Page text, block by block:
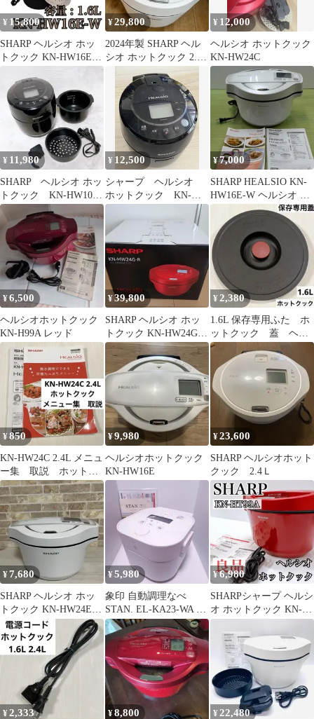
¥ 15,800
SHARP ヘルシオ ホッ
トクック KN-HW16E
2020年製 1.6L
¥29,800
2024年製 SHARP ヘル
シオ ホットクック 2.4L
¥ 12,000
ヘルシオ ホットクック
KN-HW24C
¥ 11,980
SHARP ヘルシオ ホッ
トクック KN-HW10E-
B ブラック 2019年
製
¥ 12,500
シャープ ヘルシオ
ホットクック KN-
HW10G-B
¥7,000
SHARP HEALSIO KN-
HW16E-W ヘルシオ ホ
ットクック
¥6,500
ヘルシオホットクック
KN-H99A レッド
¥39,800
SHARP ヘルシオ ホッ
トクック KN-HW24G-R
新品未使用
¥2,380
1.6L 保存専用ふた ホ
ットクック 蓋 ヘル
シオ
¥850
KN-HW24C 2.4L メニュ
ー集 取説 ホットク
ック ヘルシオ
¥9,980
ヘルシオホットクック
KN-HW16E
¥23,600
SHARP ヘルシオホット
クック 2.4Ｌ
¥7,680
SHARP ヘルシオ ホッ
トクック KN-HW24E
ホワイト 水なし自動調
理鍋
¥5,980
象印 自動調理なべ
STAN. EL-KA23-WA ホ
ワイト 電気調理鍋
¥6,980
SHARPシャープ ヘルシ
オ ホットクック KN-
HT99A 自動調理鍋
¥2,333 ¥8,800 ¥22,480